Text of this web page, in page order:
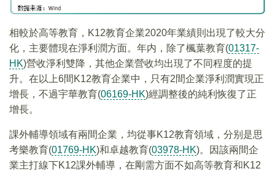
相較於高等教育，K12教育企業2020年業績則出現了較大分
化，主要體現在淨利潤方面。年内，除了楓葉教育(01317-
HK)營收淨利雙降，其他企業營收均出現了不同程度的提
升。在以上6間K12教育企業中，只有2間企業淨利潤實現正
增長，不過宇華教育(06169-HK)經調整後的純利恢復了正
增長。
課外輔導領域有兩間企業，均從事K12教育領域，分别是思
考樂教育(01769-HK)和卓越教育(03978-HK)。因該兩間企
業主打線下K12課外輔導，在剛需方面不如高等教育和K12